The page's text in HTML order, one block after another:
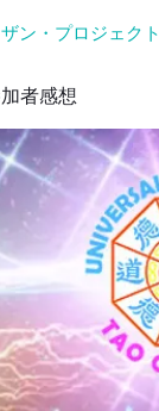
ン・プロジェクト
者感想